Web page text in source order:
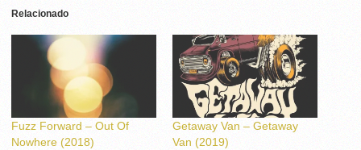
Relacionado
Fuzz Forward – Out Of
Nowhere (2018)
Getaway Van – Getaway
Van (2019)